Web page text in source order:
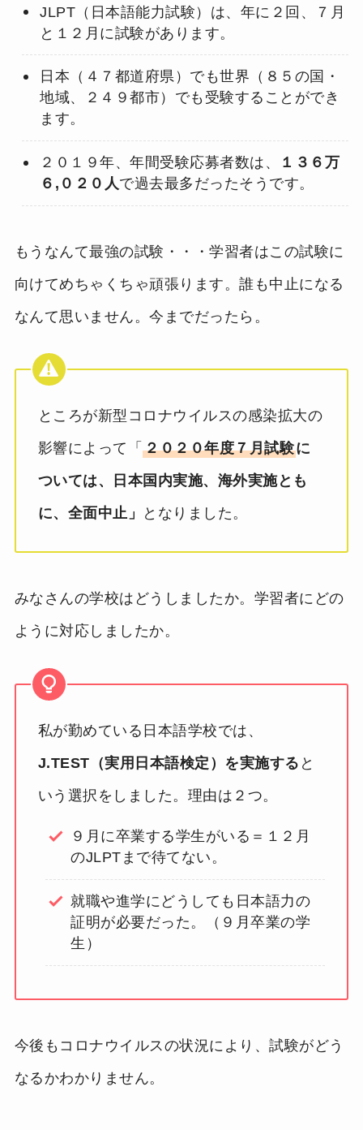
JLPT（日本語能力試験）は、年に２回、７月
と１２月に試験があります。
日本（４７都道府県）でも世界（８５の国・
地域、２４９都市）でも受験することができ
ます。
２０１９年、年間受験応募者数は、
１３６万
６,０２０人で過去最多だったそうです。
もうなんて最強の試験・・・学習者はこの試験に
向けてめちゃくちゃ頑張ります。誰も中止になる
なんて思いません。今までだったら。
ところが新型コロナウイルスの感染拡大の
影響によって「２０２０年度７月試験に
ついては、日本国内実施、海外実施とも
に、全面中止」
となりました。
みなさんの学校はどうしましたか。学習者にどの
ように対応しましたか。
私が勤めている日本語学校では、
J.TEST（実用日本語検定）を実施する と
いう選択をしました。理由は２つ。
９月に卒業する学生がいる＝１２月
のJLPTまで待てない。
就職や進学にどうしても日本語力の
証明が必要だった。（９月卒業の学
生）
今後もコロナウイルスの状況により、試験がどう
なるかわかりません。